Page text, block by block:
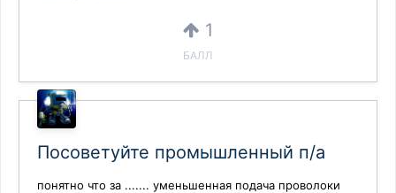
1
БАЛЛ
Посоветуйте промышленный п/а
понятно что за ....... уменьшенная подача проволоки